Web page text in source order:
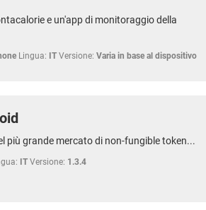
e un'app di monitoraggio della
Lingua: IT Versione: Varia in base al dispositivo
più grande mercato di non-fungible token...
IT Versione: 1.3.4